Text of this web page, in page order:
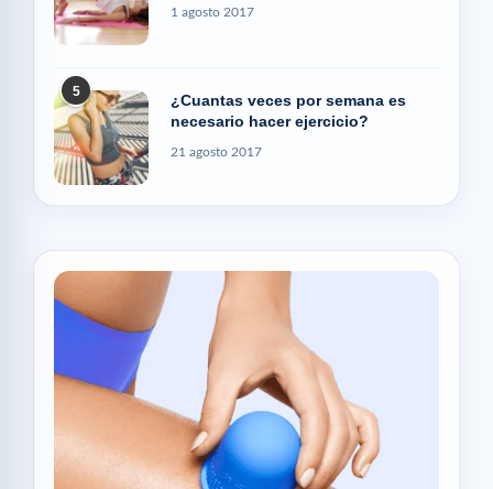
1 agosto 2017
5
¿Cuantas veces por semana es
necesario hacer ejercicio?
21 agosto 2017